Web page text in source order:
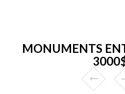
MONUMENTS